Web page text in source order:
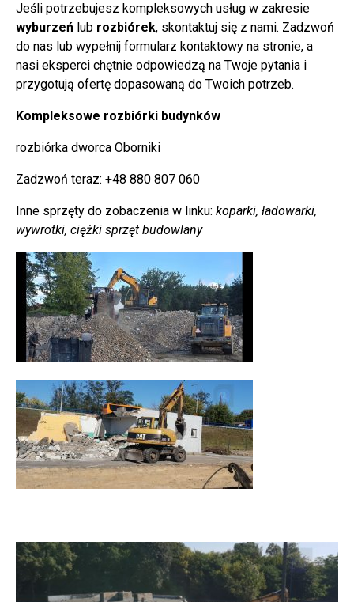
Jeśli potrzebujesz kompleksowych usług w zakresie
wyburzeń lub rozbiórek, skontaktuj się z nami. Zadzwoń
do nas lub wypełnij formularz kontaktowy na stronie, a
nasi eksperci chętnie odpowiedzą na Twoje pytania i
przygotują ofertę dopasowaną do Twoich potrzeb.
Kompleksowe rozbiórki budynków
rozbiórka dworca Oborniki
Zadzwoń teraz: +48 880 807 060
Inne sprzęty do zobaczenia w linku: koparki, ładowarki,
wywrotki, ciężki sprzęt budowlany